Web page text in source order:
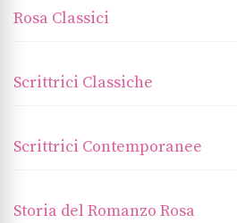
Rosa Classici
Scrittrici Classiche
Scrittrici Contemporanee
Storia del Romanzo Rosa